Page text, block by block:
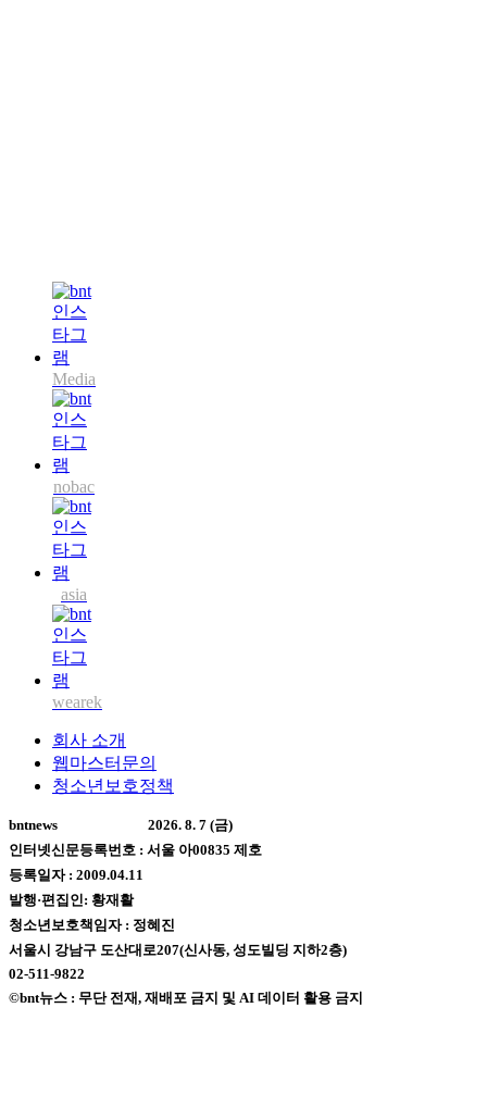
Media
nobac
asia
wearek
회사 소개
웹마스터문의
청소년보호정책
bntnews
2026. 8. 7 (금)
인터넷신문등록번호 : 서울 아00835 제호
등록일자 : 2009.04.11
발행·편집인: 황재활
청소년보호책임자 : 정혜진
서울시 강남구 도산대로207(신사동, 성도빌딩 지하2층)
02-511-9822
©bnt뉴스 : 무단 전재, 재배포 금지 및 AI 데이터 활용 금지